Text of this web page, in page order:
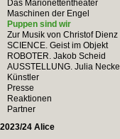
Das Marionettentheater
Maschinen der Engel
Puppen sind wir
Zur Musik von Christof Dienz
SCIENCE. Geist im Objekt
ROBOTER. Jakob Scheid
AUSSTELLUNG. Julia Neckel
Künstler
Presse
Reaktionen
Partner
2023/24 Alice